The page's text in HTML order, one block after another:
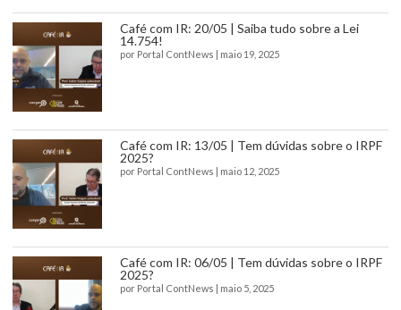
Café com IR: 20/05 | Saiba tudo sobre a Lei
14.754!
por Portal ContNews maio 19, 2025
Café com IR: 13/05 | Tem dúvidas sobre o IRPF
2025?
por Portal ContNews maio 12, 2025
Café com IR: 06/05 | Tem dúvidas sobre o IRPF
2025?
por Portal ContNews maio 5, 2025